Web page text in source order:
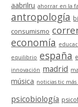
aabrilru ahorrar en la
antropología
consumismo
economía
equilibrio españa
innovación madrid
música noticias tic
psicobiología